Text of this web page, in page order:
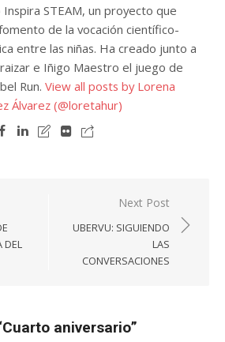
STEAM, un proyecto que
de la vocación científico-
entre las niñas. Ha creado junto a
e Iñigo Maestro el juego de
Run. View all posts by Lorena
Álvarez (@loretahur)
DEL
Next Post
UBERVU: SIGUIENDO
LAS
CONVERSACIONES
Cuarto aniversario”